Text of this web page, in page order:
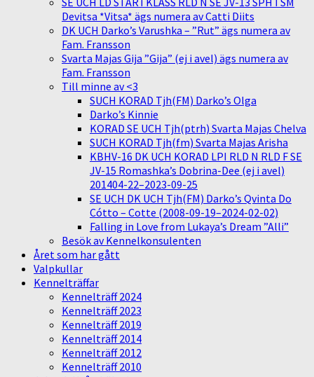
Devitsa *Vitsa* ägs numera av Catti Diits
DK UCH Darko’s Varushka – ”Rut” ägs numera av
Fam. Fransson
Svarta Majas Gija ”Gija” (ej i avel) ägs numera av
Fam. Fransson
Till minne av <3
SUCH KORAD Tjh(FM) Darko’s Olga
Darko’s Kinnie
KORAD SE UCH Tjh(ptrh) Svarta Majas Chelva
SUCH KORAD Tjh(fm) Svarta Majas Arisha
KBHV-16 DK UCH KORAD LPI RLD N RLD F SE
JV-15 Romashka’s Dobrina-Dee (ej i avel)
201404-22–2023-09-25
SE UCH DK UCH Tjh(FM) Darko’s Qvinta Do
Cótto – Cotte (2008-09-19–2024-02-02)
Falling in Love from Lukaya’s Dream ”Alli”
Besök av Kennelkonsulenten
Året som har gått
Valpkullar
Kennelträffar
Kennelträff 2024
Kennelträff 2023
Kennelträff 2019
Kennelträff 2014
Kennelträff 2012
Kennelträff 2010